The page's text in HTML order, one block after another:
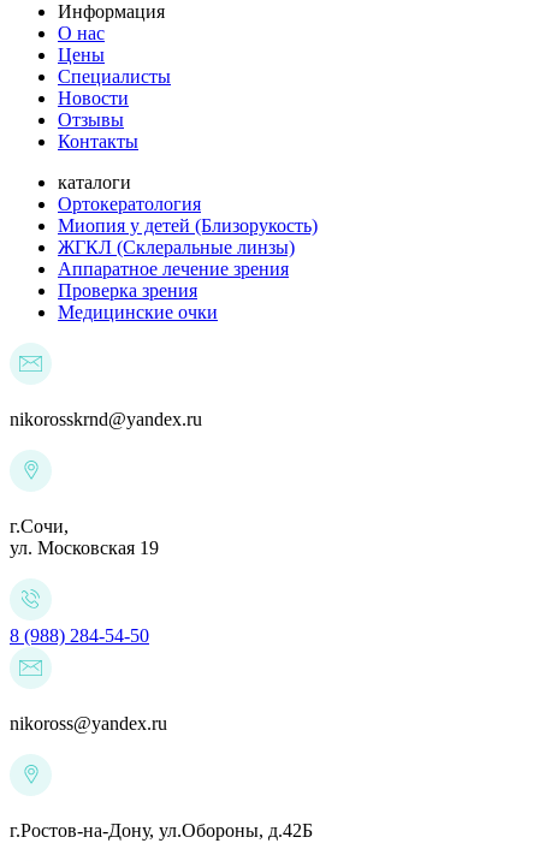
Информация
О нас
Цены
Специалисты
Новости
Отзывы
Контакты
каталоги
Ортокератология
Миопия у детей (Близорукость)
ЖГКЛ (Склеральные линзы)
Аппаратное лечение зрения
Проверка зрения
Медицинские очки
nikorosskrnd@yandex.ru
г.Сочи,
ул. Московская 19
8 (988) 284-54-50
nikoross@yandex.ru
г.Ростов-на-Дону, ул.Обороны, д.42Б